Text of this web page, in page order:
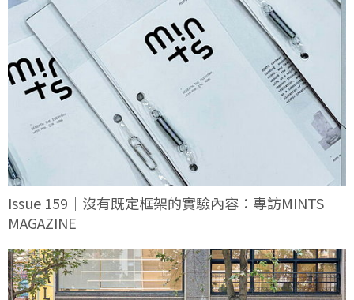
Issue 159｜沒有既定框架的實驗內容：專訪MINTS
MAGAZINE